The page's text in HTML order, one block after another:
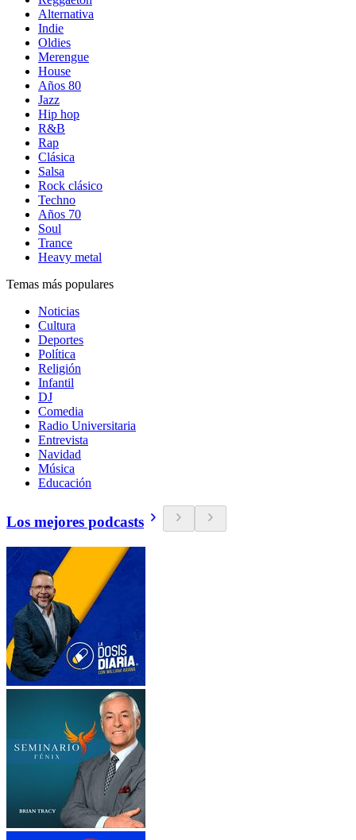
Alternativa
Indie
Oldies
Merengue
House
Años 80
Jazz
Hip hop
R&B
Rap
Clásica
Salsa
Rock clásico
Techno
Años 70
Soul
Trance
Heavy metal
Temas más populares
Noticias
Cultura
Deportes
Política
Religión
Infantil
DJ
Comedia
Radio Universitaria
Entrevista
Navidad
Música
Educación
Los mejores podcasts